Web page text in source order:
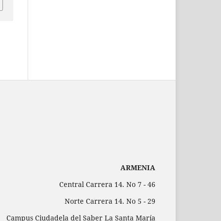
ARMENIA
Central Carrera 14. No 7 - 46
Norte Carrera 14. No 5 - 29
Campus Ciudadela del Saber La Santa María